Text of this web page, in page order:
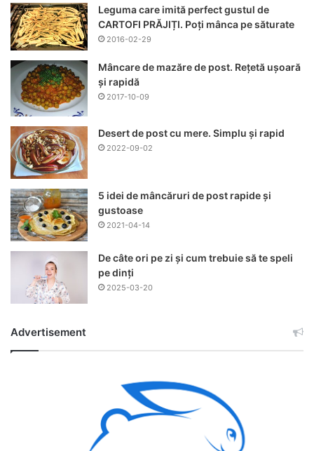
Leguma care imită perfect gustul de
CARTOFI PRĂJIȚI. Poți mânca pe săturate
2016-02-29
Mâncare de mazăre de post. Rețetă ușoară
și rapidă
2017-10-09
Desert de post cu mere. Simplu și rapid
2022-09-02
5 idei de mâncăruri de post rapide și
gustoase
2021-04-14
De câte ori pe zi și cum trebuie să te speli
pe dinți
2025-03-20
Advertisement